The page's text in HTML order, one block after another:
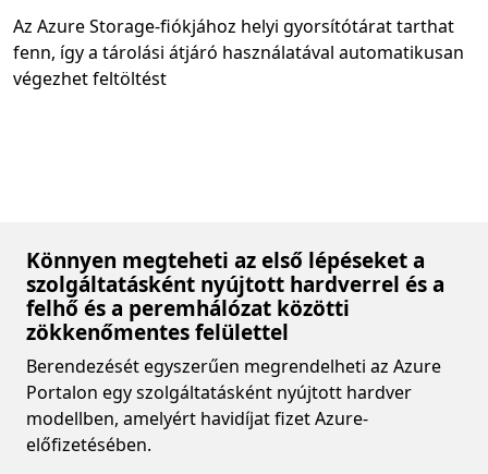
Az Azure Storage-fiókjához helyi gyorsítótárat tarthat
fenn, így a tárolási átjáró használatával automatikusan
végezhet feltöltést
Könnyen megteheti az első lépéseket a
szolgáltatásként nyújtott hardverrel és a
felhő és a peremhálózat közötti
zökkenőmentes felülettel
Berendezését egyszerűen megrendelheti az Azure
Portalon egy szolgáltatásként nyújtott hardver
modellben, amelyért havidíjat fizet Azure-
előfizetésében.